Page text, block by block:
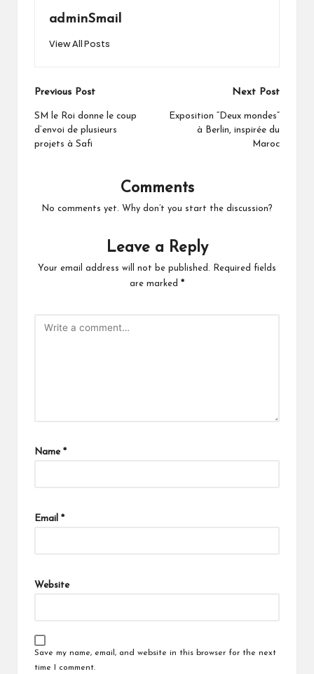
adminSmail
View All Posts
Post
navigation
Previous Post
SM le Roi donne le coup
d’envoi de plusieurs
projets à Safi
Next Post
Exposition “Deux mondes”
à Berlin, inspirée du
Maroc
Comments
No comments yet. Why don’t you start the discussion?
Leave a Reply
Your email address will not be published.
Required fields
are marked *
Name *
Email *
Website
Save my name, email, and website in this browser for the next
time I comment.